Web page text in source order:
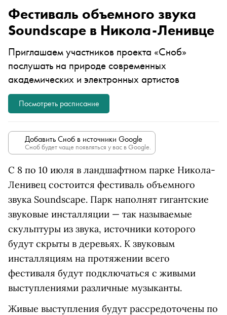
Фестиваль объемного звука
Soundscape в Никола-Ленивце
Приглашаем участников проекта «Сноб»
послушать на природе современных
академических и электронных артистов
Посмотреть расписание
Добавить Сноб в источники Google
Сноб будет чаще появляться у вас в Google.
С 8 по 10 июля в ландшафтном парке Никола-
Ленивец состоится фестиваль объемного
звука Soundscape. Парк наполнят гигантские
звуковые инсталляции — так называемые
скульптуры из звука, источники которого
будут скрыты в деревьях. К звуковым
инсталляциям на протяжении всего
фестиваля будут подключаться с живыми
выступлениями различные музыканты.
Живые выступления будут рассредоточены по